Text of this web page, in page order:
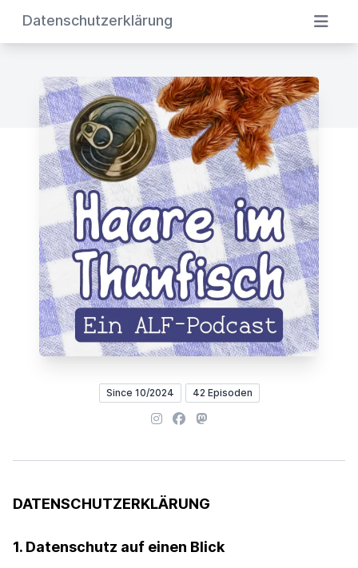
Datenschutzerklärung
Since 10/2024 42 Episoden
Instagram
FacebookMastodon
DATENSCHUTZERKLÄRUNG
1. Datenschutz auf einen Blick